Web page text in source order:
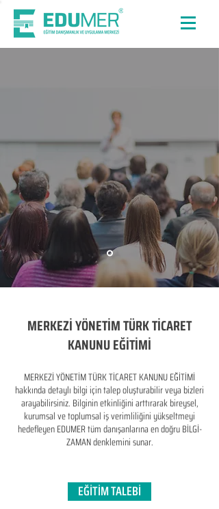
MERKEZİ YÖNETİM TÜRK TİCARET
KANUNU EĞİTİMİ
MERKEZİ YÖNETİM TÜRK TİCARET KANUNU EĞİTİMİ
hakkında detaylı bilgi için talep oluşturabilir veya bizleri
arayabilirsiniz. Bilginin etkinliğini arttırarak bireysel,
kurumsal ve toplumsal iş verimliliğini yükseltmeyi
hedefleyen​ EDUMER tüm danışanlarına en doğru BİLGİ-
ZAMAN denklemini sunar.
EĞİTİM TALEBİ